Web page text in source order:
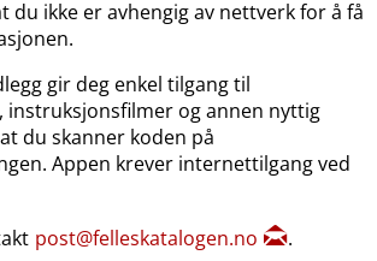
du ikke er avhengig av nettverk for å få
gir deg enkel tilgang til
instruksjonsfilmer og annen nyttig
du skanner koden på
Appen krever internettilgang ved
post@felleskatalogen.no .